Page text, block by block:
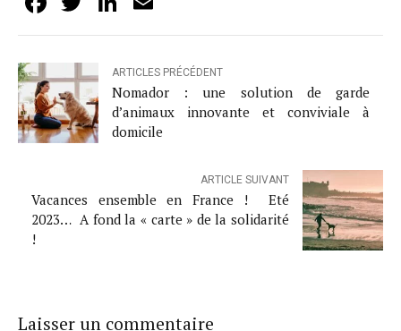
ARTICLES PRÉCÉDENT
Nomador : une solution de garde
d’animaux innovante et conviviale à
domicile
ARTICLE SUIVANT
Vacances ensemble en France ! Eté
2023… A fond la « carte » de la solidarité
!
Laisser un commentaire